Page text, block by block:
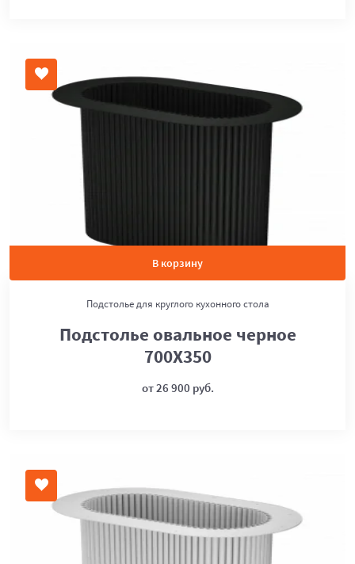
В корзину
Подстолье для круглого кухонного стола
Подстолье овальное черное
700Х350
от 26 900 руб.